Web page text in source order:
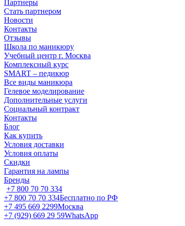
Партнеры
Стать партнером
Новости
Контакты
Отзывы
Школа по маникюру
Учебный центр г. Москва
Комплексный курс
SMART – педикюр
Все виды маникюра
Гелевое моделирование
Дополнительные услуги
Социальный контракт
Контакты
Блог
Как купить
Условия доставки
Условия оплаты
Скидки
Гарантия на лампы
Бренды
+7 800 70 70 334
+7 800 70 70 334Бесплатно по РФ
+7 495 669 2299Москва
+7 (929) 669 29 59WhatsApp